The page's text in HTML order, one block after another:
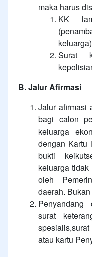
maka harus
KK
Surat
B. Jalur Afirmasi
Jalur afirmasi
bagi calon
keluarga
dengan Kartu
bukti
keluarga
oleh
daerah.
Penyandang
surat
atau kartu